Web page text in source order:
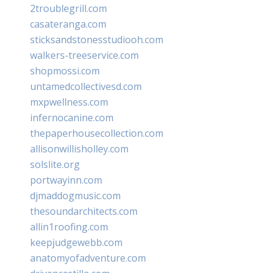
2troublegrill.com
casateranga.com
sticksandstonesstudiooh.com
walkers-treeservice.com
shopmossi.com
untamedcollectivesd.com
mxpwellness.com
infernocanine.com
thepaperhousecollection.com
allisonwillisholley.com
solslite.org
portwayinn.com
djmaddogmusic.com
thesoundarchitects.com
allin1roofing.com
keepjudgewebb.com
anatomyofadventure.com